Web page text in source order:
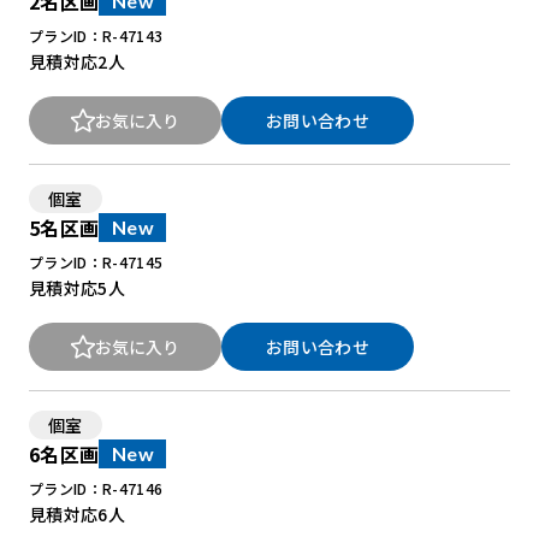
プランID：R-47143
見積対応2人
お気に入り お問い合わせ
個室
5名区画 New
プランID：R-47145
見積対応5人
お気に入り お問い合わせ
個室
6名区画 New
プランID：R-47146
見積対応6人